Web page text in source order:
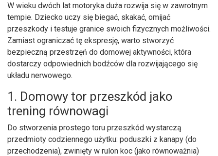
W wieku dwóch lat motoryka duża rozwija się w zawrotnym
tempie. Dziecko uczy się biegać, skakać, omijać
przeszkody i testuje granice swoich fizycznych możliwości.
Zamiast ograniczać tę ekspresję, warto stworzyć
bezpieczną przestrzęń do domowej aktywności, która
dostarczy odpowiednich bodźców dla rozwijającego się
układu nerwowego.
1. Domowy tor przeszkód jako
trening równowagi
Do stworzenia prostego toru przeszkód wystarczą
przedmioty codziennego użytku: poduszki z kanapy (do
przechodzenia), zwinięty w rulon koc (jako równoważnia)